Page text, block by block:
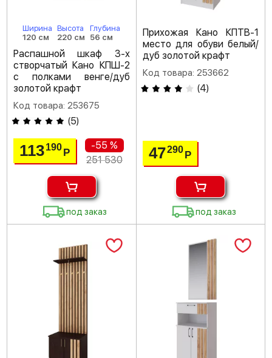
Ширина
120 см
Высота
220 см
Глубина
56 см
Распашной шкаф 3-х
створчатый Кано КПШ-2
с полками венге/дуб
золотой крафт
Код товара: 253675
(5)
113190 Р
-55 %
251 530
под заказ
Прихожая Кано КПТВ-1
место для обуви белый/
дуб золотой крафт
Код товара: 253662
(4)
47290 Р
под заказ